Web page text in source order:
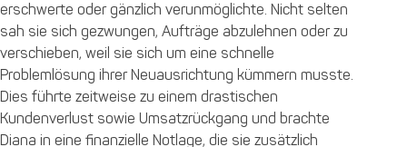
erschwerte oder gänzlich verunmöglichte. Nicht selten
sah sie sich gezwungen, Aufträge abzulehnen oder zu
verschieben, weil sie sich um eine schnelle
Problemlösung ihrer Neuausrichtung kümmern musste.
Dies führte zeitweise zu einem drastischen
Kundenverlust sowie Umsatzrückgang und brachte
Diana in eine finanzielle Notlage, die sie zusätzlich